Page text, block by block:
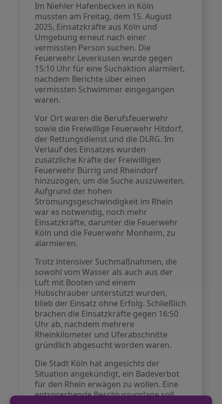
Im Niehler Hafenbecken in Köln
mussten am Freitag, dem 15. August
2025, Einsatzkräfte aus Köln und
Umgebung erneut nach einer
vermissten Person suchen. Die
Feuerwehr Leverkusen wurde gegen
15:10 Uhr für eine Suchaktion alarmiert,
nachdem Berichte über einen
vermissten Schwimmer eingegangen
waren.
Vor Ort waren die Berufsfeuerwehr
sowie die Freiwillige Feuerwehr Hitdorf,
der Rettungsdienst und die DLRG. Im
Verlauf des Einsatzes wurden
zusätzliche Kräfte der Freiwilligen
Feuerwehr Bürrig und Rheindorf
hinzuzogen, um die Suche auszuweiten.
Aufgrund der hohen
Strömungsgeschwindigkeit im Rhein
war es notwendig, noch mehr
Einsatzkräfte, darunter die Feuerwehr
Köln und die Feuerwehr Monheim, zu
alarmieren.
Trotz intensiver Suchmaßnahmen, die
sowohl vom Wasser als auch aus der
Luft mit Booten und einem
Hubschrauber unterstützt wurden,
blieb der Einsatz ohne Erfolg. Schließlich
brachen die Einsatzkräfte gegen 16:50
Uhr ab, nachdem mehrere
Rheinkilometer und Uferabschnitte
gründlich abgesucht worden waren.
Die Stadt Köln hat angesichts der
Situation angekündigt, ein Badeverbot
für den Rhein erwägen zu wollen. Eine
entsprechende Beschlussvorlage soll